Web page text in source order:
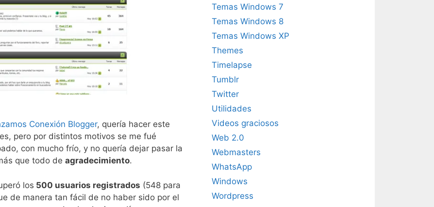
Conexión Blogger, quería hacer este
pero por distintos motivos se me fué
con mucho frío, y no quería dejar pasar la
que todo de agradecimiento.
los 500 usuarios registrados (548 para
de manera tan fácil de no haber sido por el
Temas Windows 7
Temas Windows 8
Temas Windows XP
Themes
Timelapse
Tumblr
Twitter
Utilidades
Videos graciosos
Web 2.0
Webmasters
WhatsApp
Windows
Wordpress